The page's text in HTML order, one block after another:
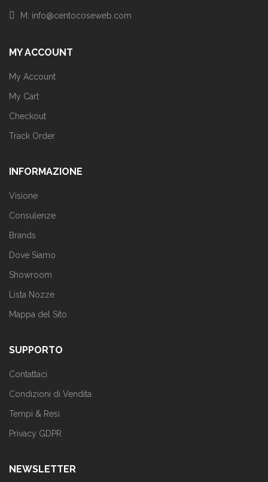
M: info@centocoseweb.com
MY ACCOUNT
My Account
My Cart
Checkout
Track Order
INFORMAZIONE
Visione
Consulenze
Brands
Dove Siamo
Showroom
Lista Nozze
Mappa del Sito
SUPPORTO
Contattaci
Condizioni di Vendita
Tempi & Resi
Privacy GDPR
NEWSLETTER